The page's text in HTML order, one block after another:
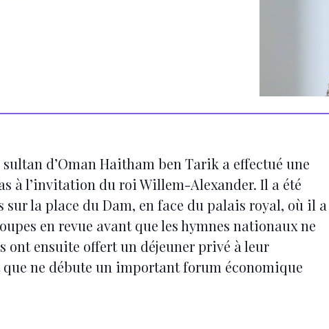
d’Oman Haitham ben Tarik a effectué une
à l’invitation du roi Willem-Alexander. Il a été
sur la place du Dam, en face du palais royal, où il a
en revue avant que les hymnes nationaux ne
ont ensuite offert un déjeuner privé à leur
ne débute un important forum économique